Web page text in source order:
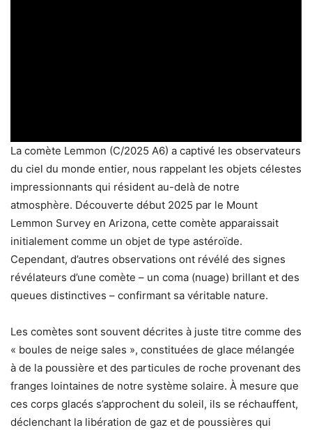
La comète Lemmon (C/2025 A6) a captivé les observateurs
du ciel du monde entier, nous rappelant les objets célestes
impressionnants qui résident au-delà de notre
atmosphère. Découverte début 2025 par le Mount
Lemmon Survey en Arizona, cette comète apparaissait
initialement comme un objet de type astéroïde.
Cependant, d’autres observations ont révélé des signes
révélateurs d’une comète – un coma (nuage) brillant et des
queues distinctives – confirmant sa véritable nature.
Les comètes sont souvent décrites à juste titre comme des
« boules de neige sales », constituées de glace mélangée
à de la poussière et des particules de roche provenant des
franges lointaines de notre système solaire. À mesure que
ces corps glacés s’approchent du soleil, ils se réchauffent,
déclenchant la libération de gaz et de poussières qui